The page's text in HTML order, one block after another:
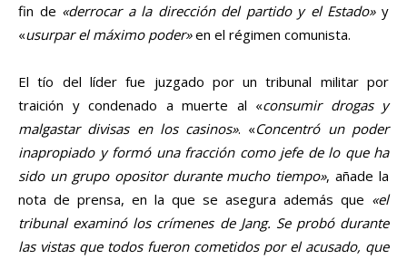
fin de «derrocar a la dirección del partido y el Estado»y
«usurpar el máximo poder»en el régimen comunista.
El tío del líder fue juzgado por un tribunal militar por
traición y condenado a muerte al «consumir drogas y
malgastar divisas en los casinos». «Concentró un poder
inapropiado y formó una fracción como jefe de lo que ha
sido un grupo opositor durante mucho tiempo», añade la
nota de prensa, en la que se asegura además que «el
tribunal examinó los crímenes de Jang. Se probó durante
las vistas que todos fueron cometidos por el acusado, que